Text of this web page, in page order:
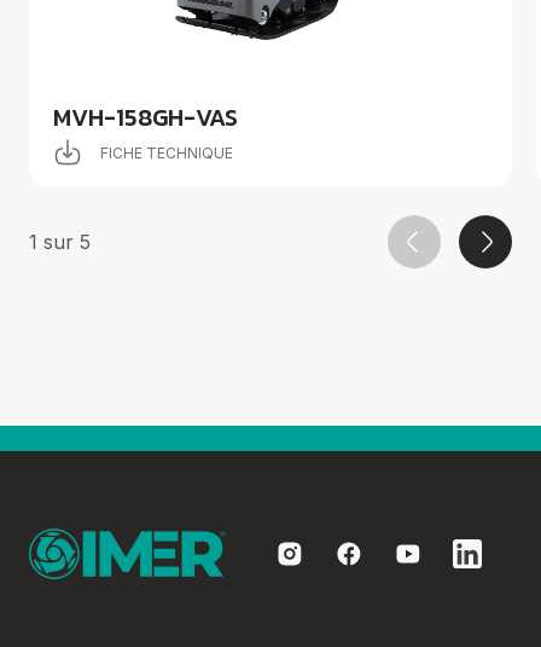
MVH-158GH-VAS
FICHE TECHNIQUE
1 sur 5